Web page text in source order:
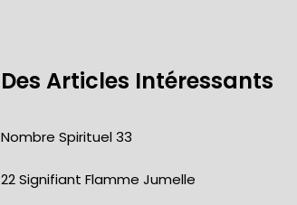
Des Articles Intéressants
Nombre Spirituel 33
22 Signifiant Flamme Jumelle